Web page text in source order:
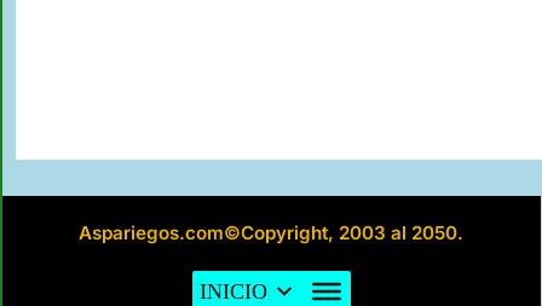
Aspariegos.com©Copyright, 2003 al 2050.
INICIO